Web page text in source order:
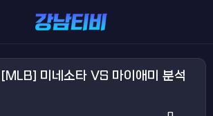
미네소타 VS 마이애미 분석